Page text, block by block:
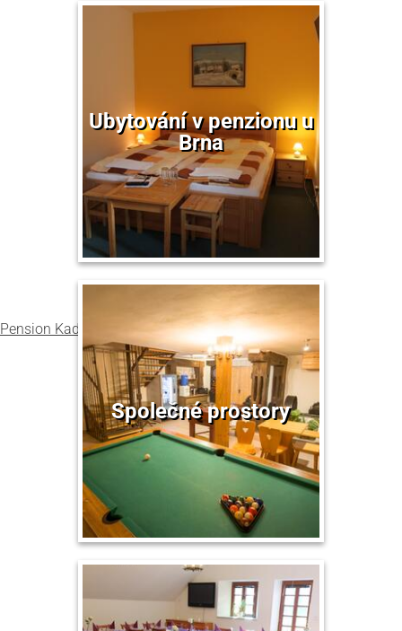
Pension Kadlcův mlýn v Brně hodnocení
Ubytování v penzionu u
Brna
Společné prostory